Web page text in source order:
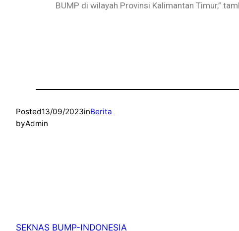
BUMP di wilayah Provinsi Kalimantan Timur,”
Posted13/09/2023inBerita
byAdmin
SEKNAS BUMP-INDONESIA